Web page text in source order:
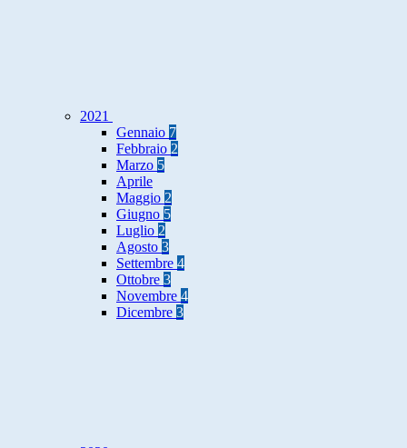
2021
Gennaio 7
Febbraio 2
Marzo 5
Aprile
Maggio 2
Giugno 5
Luglio 2
Agosto 3
Settembre 4
Ottobre 3
Novembre 4
Dicembre 3